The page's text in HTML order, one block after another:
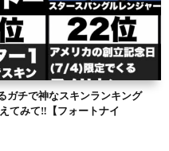
ガチで神なスキンランキング
てみて‼️【フォートナイ